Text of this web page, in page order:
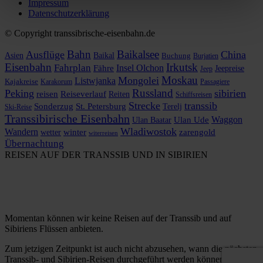
Impressum
Datenschutzerklärung
© Copyright transsibrische-eisenbahn.de
Asien Ausflüge Bahn Baikal Baikalsee Buchung Burjatien China
Eisenbahn Fahrplan Fähre Insel Olchon Irkutsk Jeep Jeepreise
Kajakreise Karakorum Listwjanka Mongolei Moskau Passagiere
Peking reisen Reiseverlauf Reiten Russland Schiffsreisen sibirien
Ski-Reise Sonderzug St. Petersburg Strecke Terelj transsib
Transsibirische Eisenbahn Ulan Baatar Ulan Ude Waggon
Wandern wetter winter witerreisen Wladiwostok zarengold
Übernachtung
REISEN AUF DER TRANSSIB UND IN SIBIRIEN
Momentan können wir keine Reisen auf der Transsib und auf
Sibiriens Flüssen anbieten.
Zum jetzigen Zeitpunkt ist auch nicht abzusehen, wann die nächsten
Transsib- und Sibirien-Reisen durchgeführt werden können.